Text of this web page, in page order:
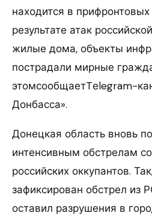
находится в
результате атак
жилые дома, объекты
пострадали мирные
этомсообщаетTеlegram-
Донбасса».
Донецкая область вновь
интенсивным обстрелам
российских оккупантов.
зафиксирован обстрел из
оставил разрушения в